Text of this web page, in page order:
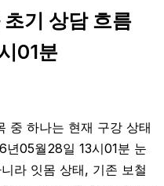
기 상담 흐름
01분
중 하나는 현재 구강 상태
05월28일 13시01분 눈
라 잇몸 상태, 기존 보철